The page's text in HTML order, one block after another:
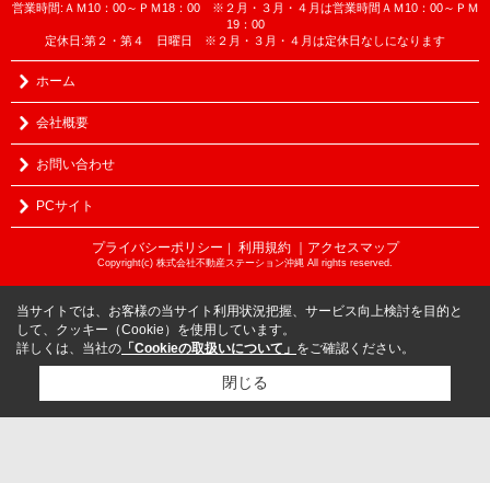
営業時間:ＡＭ10：00～ＰＭ18：00 ※２月・３月・４月は営業時間ＡＭ10：00～ＰＭ
19：00
定休日:第２・第４ 日曜日 ※２月・３月・４月は定休日なしになります
ホーム
会社概要
お問い合わせ
PCサイト
プライバシーポリシー ｜ 利用規約 ｜アクセスマップ
Copyright(c) 株式会社不動産ステーション沖縄 All rights reserved.
当サイトでは、お客様の当サイト利用状況把握、サービス向上検討を目的と
して、クッキー（Cookie）を使用しています。
詳しくは、当社の 「Cookieの取扱いについて」 をご確認ください。
閉じる